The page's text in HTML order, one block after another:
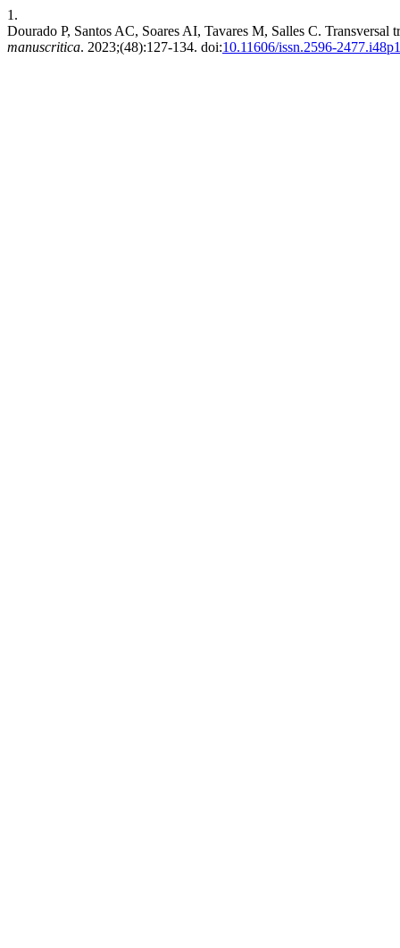
1.
Dourado P, Santos AC, Soares AI, Tavares M, Salles C.
manuscritica. 2023;(48):127-134. doi:10.11606/issn.2596-